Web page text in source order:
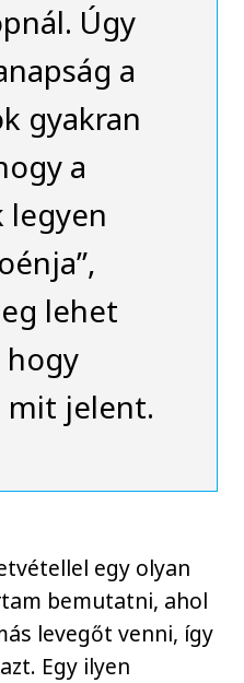
Úgy
a
gyakran
a
legyen
lehet
mit jelent.
egy olyan
bemutatni, ahol
levegőt venni, így
Egy ilyen